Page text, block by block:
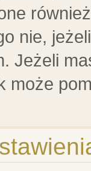
nie,
Jeżeli
może